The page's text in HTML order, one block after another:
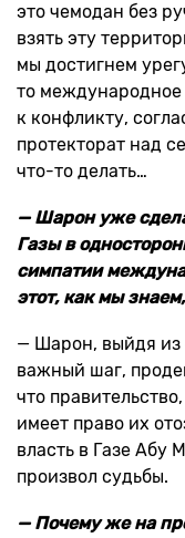
это чемодан без
взять эту
мы достигнем
то
к конфликту,
протекторат над
что-то делать…
— Шарон уже
Газы в
симпатии
этот, как мы
— Шарон, выйдя из
важный шаг,
что
имеет право их
власть в Газе Абу
произвол судьбы.
— Почему же на